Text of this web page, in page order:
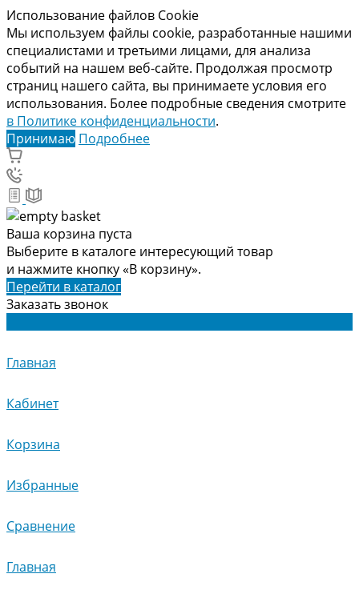
Использование файлов Cookie
Мы используем файлы cookie, разработанные нашими
специалистами и третьими лицами, для анализа
событий на нашем веб-сайте. Продолжая просмотр
страниц нашего сайта, вы принимаете условия его
использования. Более подробные сведения смотрите
в Политике конфиденциальности.
Принимаю Подробнее
Ваша корзина пуста
Выберите в каталоге интересующий товар
и нажмите кнопку «В корзину».
Перейти в каталог
Заказать звонок
Главная
Кабинет
Корзина
Избранные
Сравнение
Главная